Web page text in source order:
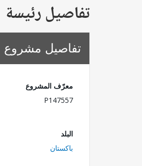
تفاصيل رئيسة
تفاصيل مشروع
معرّف المشروع
P147557
البلد
باكستان